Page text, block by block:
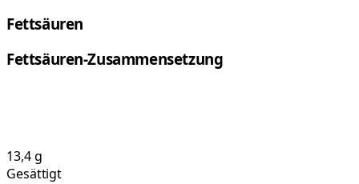
Fettsäuren
Fettsäuren-Zusammensetzung
13,4g
Gesättigt